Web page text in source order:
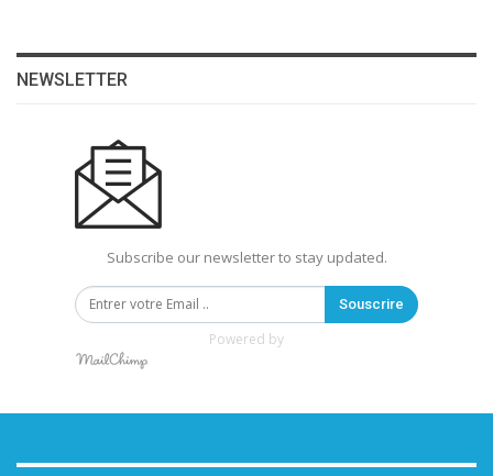
NEWSLETTER
Subscribe our newsletter to stay updated.
Souscrire
Powered by